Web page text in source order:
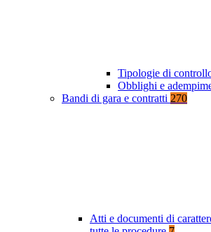
Tipologie di
Obblighi e
Bandi di gara e contratti 270
Atti e documenti di